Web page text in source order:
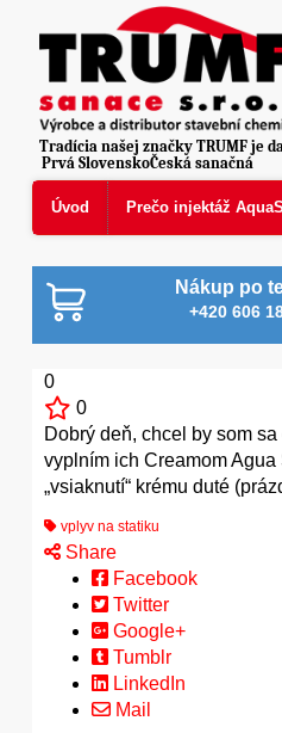
Úvod Prečo injektáž
Prvá SlovenskoČeská sanačná
Tradícia našej značky TRUMF je
Nákup po
+420 606
0
0
Dobrý deň, chcel by som
vyplním ich Creamom
„vsiaknutí“ krému duté
vplyv na statiku
Share
Facebook
Twitter
Google+
Tumblr
LinkedIn
Mail